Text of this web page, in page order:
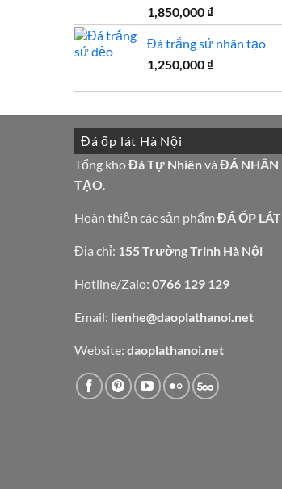
1,850,000 ₫
Đá trắng sứ nhân tạo
1,250,000 ₫
Đá ốp lát Hà Nội
Tổng khoĐá Tự Nhiênvà ĐÁ NHÂN
TẠO.
Hoàn thiện các sản phẩm ĐÁ ỐP LÁT
Địa chỉ: 155 Trường Trinh Hà Nội
Hotline/Zalo: 0766 129 129
Email: lienhe@daoplathanoi.net
Website: daoplathanoi.net